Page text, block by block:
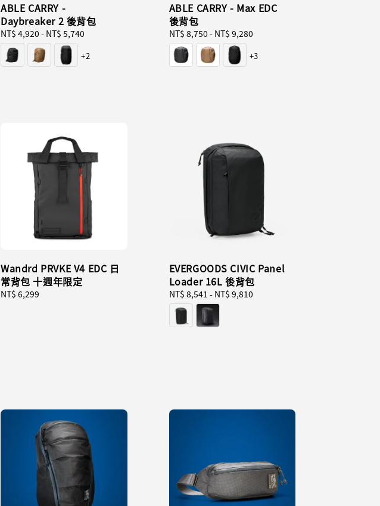
ABLE CARRY -
Daybreaker 2 後背包
Regular
price
NT$ 4,920 - NT$ 5,740
+2
ABLE CARRY - Max EDC
後背包
Regular
price
NT$ 8,750 - NT$ 9,280
+3
Wandrd PRVKE V4 EDC 日
常背包 十週年限定
Regular
NT$ 6,299
EVERGOODS CIVIC Panel
Loader 16L 後背包
Regular
price
NT$ 8,541 - NT$ 9,810